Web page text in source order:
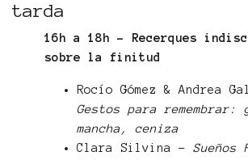
tarda
16h a 18h - Recerques
sobre la finitud
Rocío Gómez & Andrea
Gestos para remembrar:
mancha, ceniza
Clara Silvina - Sueños